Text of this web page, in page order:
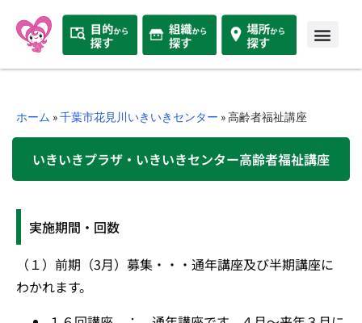
ホーム »千葉市花見川いきいきセンター »高齢者福祉講座
いきいきプラザ・いきいきセンター高齢者福祉講座
実施期間・回数
（１）前期（3月）募集・・・通年講座及び半期講座に
わかれます。